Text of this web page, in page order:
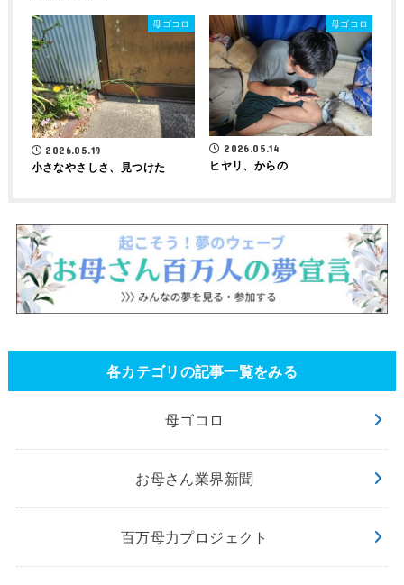
母ゴコロ
2026.05.19
小さなやさしさ、見つけた
母ゴコロ
2026.05.14
ヒヤリ、からの
各カテゴリの記事一覧をみる
母ゴコロ
お母さん業界新聞
百万母力プロジェクト